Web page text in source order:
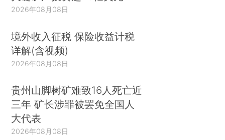
2026年08月08日
境外收入征税 保险收益计税
详解(含视频)
2026年08月08日
贵州山脚树矿难致16人死亡近
三年 矿长涉罪被罢免全国人
大代表
2026年08月08日